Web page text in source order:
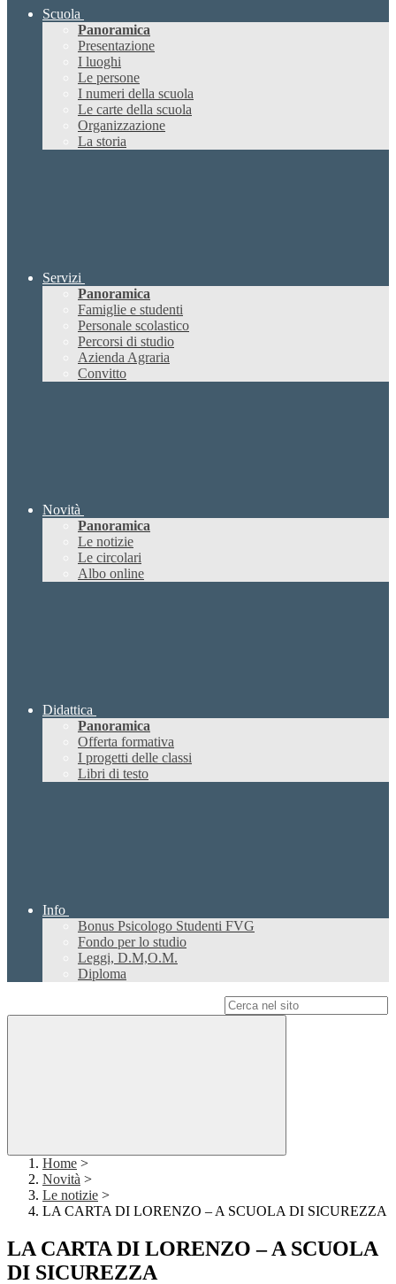
Scuola
Panoramica
Presentazione
I luoghi
Le persone
I numeri della scuola
Le carte della scuola
Organizzazione
La storia
Servizi
Panoramica
Famiglie e studenti
Personale scolastico
Percorsi di studio
Azienda Agraria
Convitto
Novità
Panoramica
Le notizie
Le circolari
Albo online
Didattica
Panoramica
Offerta formativa
I progetti delle classi
Libri di testo
Info
Bonus Psicologo Studenti FVG
Fondo per lo studio
Leggi, D.M,O.M.
Diploma
Home >
Novità >
Le notizie >
LA CARTA DI LORENZO – A SCUOLA DI SICUREZZA
LA CARTA DI LORENZO – A SCUOLA
DI SICUREZZA